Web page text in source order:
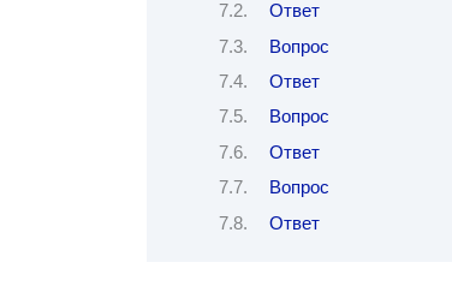
Ответ
Вопрос
Ответ
Вопрос
Ответ
Вопрос
Ответ